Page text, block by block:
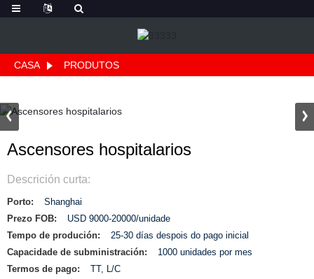
CASA PRODUTOS
Ascensores hospitalarios
Descrición curta:
Porto:
Shanghai
Prezo FOB:
USD 9000-20000/unidade
Tempo de produción:
25-30 días despois do pago inicial
Capacidade de subministración:
1000 unidades por mes
Termos de pago:
TT, L/C